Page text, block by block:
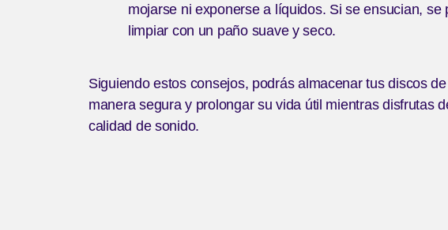
mojarse ni exponerse a líquidos. Si se ensucian, se
limpiar con un paño suave y seco.
Siguiendo estos consejos, podrás almacenar tus discos
manera segura y prolongar su vida útil mientras disfrutas
calidad de sonido.